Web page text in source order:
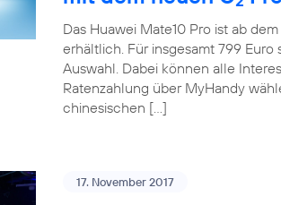
Das Huawei Mate10 Pro ist ab
erhältlich. Für insgesamt 799
Auswahl. Dabei können alle
Ratenzahlung über MyHandy
chinesischen […]
17. November 2017